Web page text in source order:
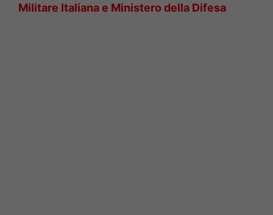
Militare Italiana e Ministero della Difesa